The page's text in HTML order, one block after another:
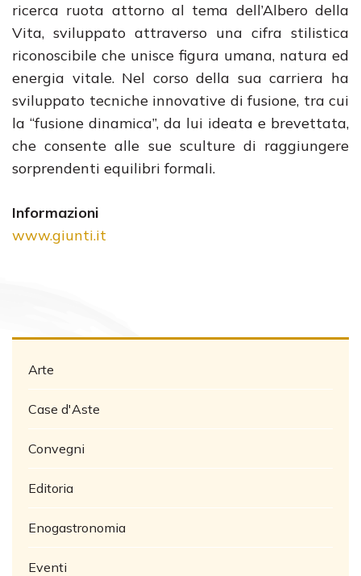
ricerca ruota attorno al tema dell’Albero della
Vita, sviluppato attraverso una cifra stilistica
riconoscibile che unisce figura umana, natura ed
energia vitale. Nel corso della sua carriera ha
sviluppato tecniche innovative di fusione, tra cui
la “fusione dinamica”, da lui ideata e brevettata,
che consente alle sue sculture di raggiungere
sorprendenti equilibri formali.
Informazioni
www.giunti.it
Arte
Case d'Aste
Convegni
Editoria
Enogastronomia
Eventi